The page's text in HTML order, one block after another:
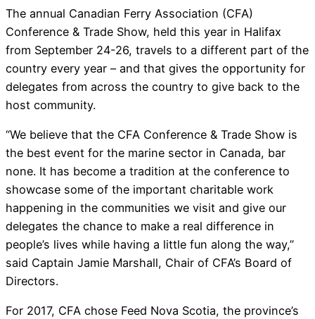
The annual Canadian Ferry Association (CFA)
Conference & Trade Show, held this year in Halifax
from September 24-26, travels to a different part of the
country every year – and that gives the opportunity for
delegates from across the country to give back to the
host community.
“We believe that the CFA Conference & Trade Show is
the best event for the marine sector in Canada, bar
none. It has become a tradition at the conference to
showcase some of the important charitable work
happening in the communities we visit and give our
delegates the chance to make a real difference in
people’s lives while having a little fun along the way,”
said Captain Jamie Marshall, Chair of CFA’s Board of
Directors.
For 2017, CFA chose Feed Nova Scotia, the province’s